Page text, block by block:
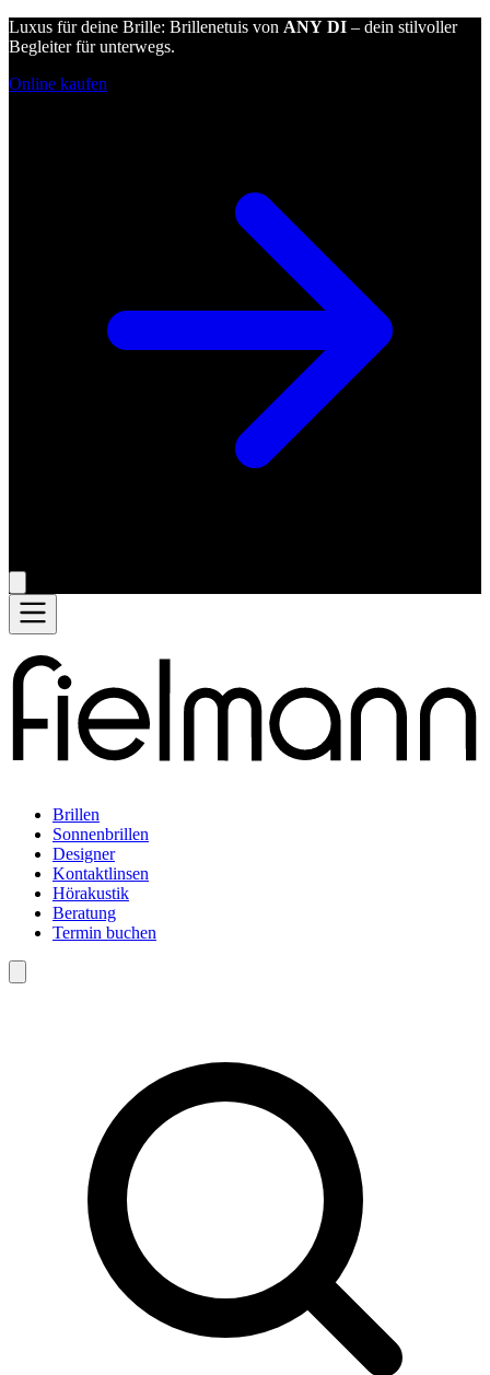
Luxus für deine Brille: Brillenetuis von ANY DI – dein stilvoller
Begleiter für unterwegs.
Online kaufen
Brillen
Sonnenbrillen
Designer
Kontaktlinsen
Hörakustik
Beratung
Termin buchen